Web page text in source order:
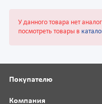
У данного товара нет
посмотреть товары в
Покупателю
Компания